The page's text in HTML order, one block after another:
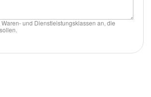
und Dienstleistungsklassen an, die